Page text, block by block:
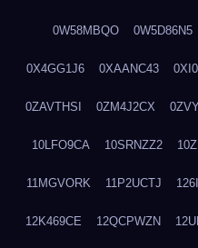
0W58MBQO 0W5D86N5
0X4GG1J6 0XAANC43
0ZAVTHSI 0ZM4J2CX
10LFO9CA 10SRNZZ2
11MGVORK 11P2UCTJ
12K469CE 12QCPWZN